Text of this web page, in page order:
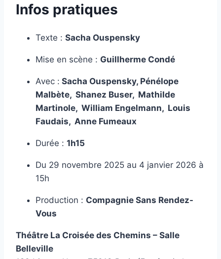
Infos pratiques
Texte : Sacha Ouspensky
Mise en scène : Guillherme Condé
Avec : Sacha Ouspensky, Pénélope
Malbète, Shanez Buser, Mathilde
Martinole, William Engelmann, Louis
Faudais, Anne Fumeaux
Durée : 1h15
Du 29 novembre 2025 au 4 janvier 2026 à
15h
Production : Compagnie Sans Rendez-
Vous
Théâtre La Croisée des Chemins – Salle
Belleville